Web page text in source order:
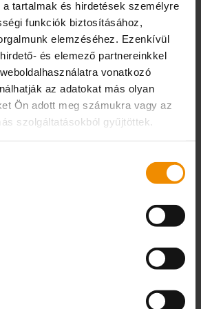
tartalmak és hirdetések személyre
funkciók biztosításához,
elemzéséhez. Ezenkívül
és elemező partnereinkkel
vonatkozó
az adatokat más olyan
Ön adott meg számukra vagy az
szolgáltatásokból gyűjtöttek.
használnak. Ez a nagy
nagyobb